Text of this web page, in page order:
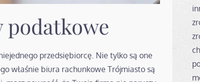
podatkowe
przedsiębiorcę. Nie tylko są one
właśnie biura rachunkowe Trójmiasto są